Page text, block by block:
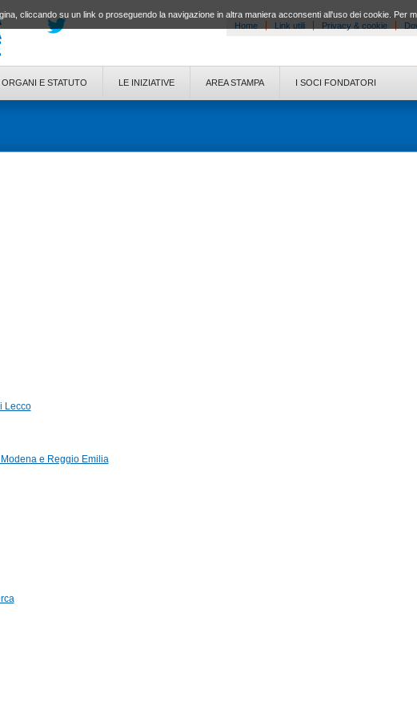
Home Link utili Privacy & cookie
ORGANI E STATUTO LE INIZIATIVE AREA STAMPA I SOCI FONDATORI
Lecco
e Reggio Emilia
cliccando su un link o proseguendo la navigazione in altra maniera acconsenti all'uso dei cookie. Per